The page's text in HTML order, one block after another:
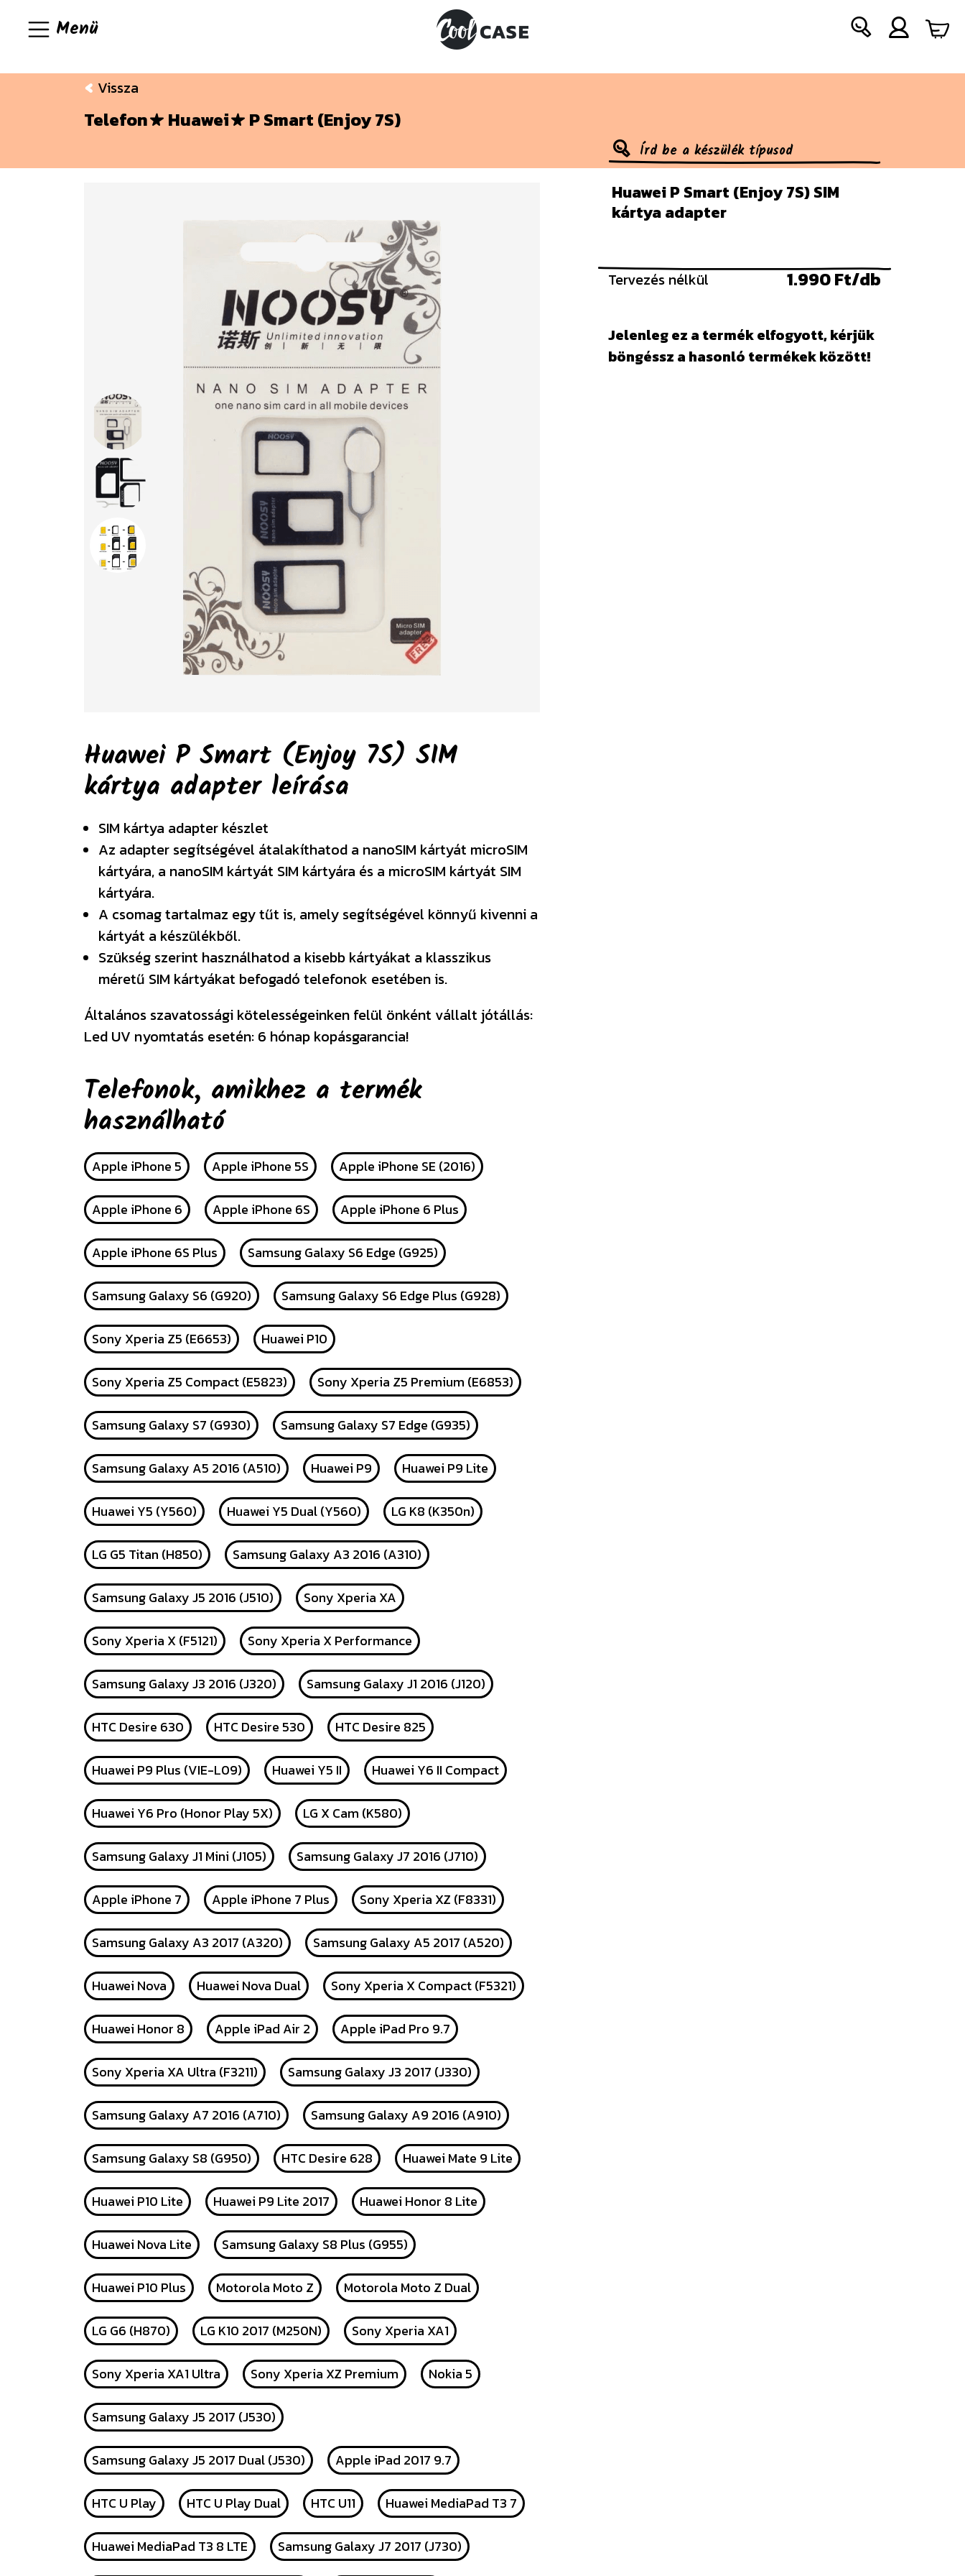
Menü
Vissza
Telefon Huawei P Smart (Enjoy 7S)
Huawei P Smart (Enjoy 7S) SIM
kártya adapter leírása
SIM kártya adapter készlet
Az adapter segítségével átalakíthatod a nanoSIM kártyát microSIM
kártyára, a nanoSIM kártyát SIM kártyára és a microSIM kártyát SIM
kártyára.
A csomag tartalmaz egy tűt is, amely segítségével könnyű kivenni a
kártyát a készülékből.
Szükség szerint használhatod a kisebb kártyákat a klasszikus
méretű SIM kártyákat befogadó telefonok esetében is.
Általános szavatossági kötelességeinken felül önként vállalt jótállás:
Led UV nyomtatás esetén: 6 hónap kopásgarancia!
Telefonok, amikhez a termék
használható
Apple iPhone 5 Apple iPhone 5S Apple iPhone SE (2016)
Apple iPhone 6 Apple iPhone 6S Apple iPhone 6 Plus
Apple iPhone 6S Plus Samsung Galaxy S6 Edge (G925)
Samsung Galaxy S6 (G920) Samsung Galaxy S6 Edge Plus (G928)
Sony Xperia Z5 (E6653) Huawei P10
Sony Xperia Z5 Compact (E5823) Sony Xperia Z5 Premium (E6853)
Samsung Galaxy S7 (G930) Samsung Galaxy S7 Edge (G935)
Samsung Galaxy A5 2016 (A510) Huawei P9 Huawei P9 Lite
Huawei Y5 (Y560) Huawei Y5 Dual (Y560) LG K8 (K350n)
LG G5 Titan (H850) Samsung Galaxy A3 2016 (A310)
Samsung Galaxy J5 2016 (J510) Sony Xperia XA
Sony Xperia X (F5121) Sony Xperia X Performance
Samsung Galaxy J3 2016 (J320) Samsung Galaxy J1 2016 (J120)
HTC Desire 630 HTC Desire 530 HTC Desire 825
Huawei P9 Plus (VIE-L09) Huawei Y5 II Huawei Y6 II Compact
Huawei Y6 Pro (Honor Play 5X) LG X Cam (K580)
Samsung Galaxy J1 Mini (J105) Samsung Galaxy J7 2016 (J710)
Apple iPhone 7 Apple iPhone 7 Plus Sony Xperia XZ (F8331)
Samsung Galaxy A3 2017 (A320) Samsung Galaxy A5 2017 (A520)
Huawei Nova Huawei Nova Dual Sony Xperia X Compact (F5321)
Huawei Honor 8 Apple iPad Air 2 Apple iPad Pro 9.7
Sony Xperia XA Ultra (F3211) Samsung Galaxy J3 2017 (J330)
Samsung Galaxy A7 2016 (A710) Samsung Galaxy A9 2016 (A910)
Samsung Galaxy S8 (G950) HTC Desire 628 Huawei Mate 9 Lite
Huawei P10 Lite Huawei P9 Lite 2017 Huawei Honor 8 Lite
Huawei Nova Lite Samsung Galaxy S8 Plus (G955)
Huawei P10 Plus Motorola Moto Z Motorola Moto Z Dual
LG G6 (H870) LG K10 2017 (M250N) Sony Xperia XA1
Sony Xperia XA1 Ultra Sony Xperia XZ Premium Nokia 5
Samsung Galaxy J5 2017 (J530)
Samsung Galaxy J5 2017 Dual (J530) Apple iPad 2017 9.7
HTC U Play HTC U Play Dual HTC U11 Huawei MediaPad T3 7
Huawei MediaPad T3 8 LTE Samsung Galaxy J7 2017 (J730)
Huawei P Smart (Enjoy 7S) SIM
kártya adapter
Tervezés nélkül 1.990 Ft/db
Jelenleg ez a termék elfogyott, kérjük
böngéssz a hasonló termékek között!